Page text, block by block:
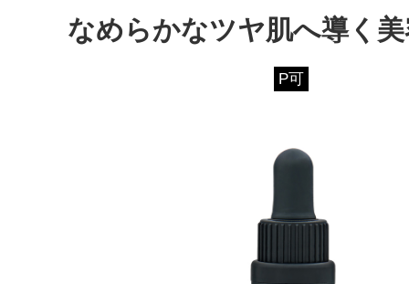
なめらかなツヤ肌へ導く
P可